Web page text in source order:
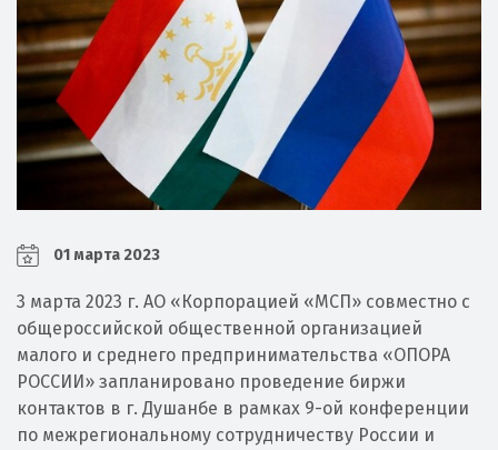
01 марта 2023
3 марта 2023 г. АО «Корпорацией «МСП» совместно с
общероссийской общественной организацией
малого и среднего предпринимательства «ОПОРА
РОССИИ» запланировано проведение биржи
контактов в г. Душанбе в рамках 9-ой конференции
по межрегиональному сотрудничеству России и